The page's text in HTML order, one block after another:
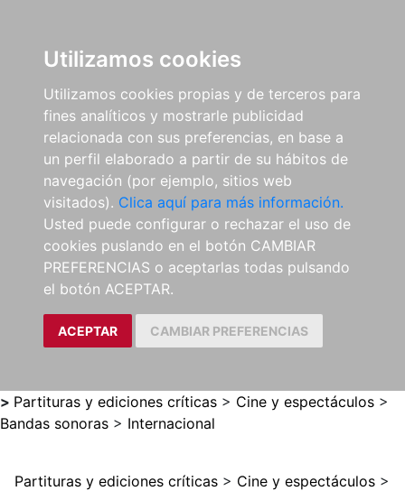
Utilizamos cookies
Utilizamos cookies propias y de terceros para
fines analíticos y mostrarle publicidad
relacionada con sus preferencias, en base a
un perfil elaborado a partir de su hábitos de
navegación (por ejemplo, sitios web
visitados). Clica aquí para más información.
Usted puede configurar o rechazar el uso de
cookies puslando en el botón CAMBIAR
PREFERENCIAS o aceptarlas todas pulsando
el botón ACEPTAR.
ACEPTAR CAMBIAR PREFERENCIAS
> Partituras y ediciones críticas > Cine y espectáculos >
Bandas sonoras > Internacional
Partituras y ediciones críticas > Cine y espectáculos >